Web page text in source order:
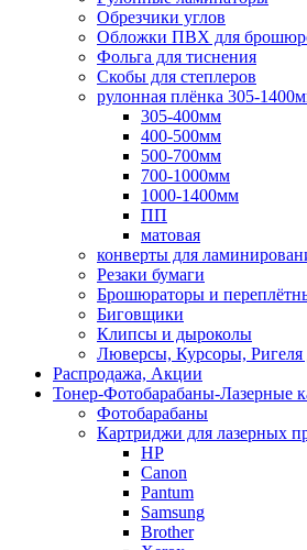
Обрезчики углов
Обложки ПВХ для
Фольга для тиснения
Скобы для степлеров
рулонная плёнка 305-
305-400мм
400-500мм
500-700мм
700-1000мм
1000-1400мм
ПП
матовая
конверты для
Резаки бумаги
Брошюраторы и
Биговщики
Клипсы и дыроколы
Люверсы, Курсоры, Ригеля
Распродажа, Акции
Тонер-Фотобарабаны-Лазерные
Фотобарабаны
Картриджи для лазерных
HP
Canon
Pantum
Samsung
Brother